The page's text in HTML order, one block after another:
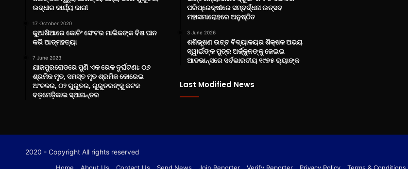
ଉଦ୍ଧାର କାର୍ଯ୍ୟ ଜାରୀ
17 October 2020
କୁଆଖିଆରେ କୋଚିଂ ସେଂଟର ମାଲିକଙ୍କ ବିଷ ପାନ
କରି ଆତ୍ମହତ୍ୟା
7 June 2023
ଯାଜପୁରରୋଡରେ ପୁଣି ଏକ ରେଳ ଦୁର୍ଘଟଣା; ୦୬
ଶ୍ରମିକ ମୃତ, ସମସ୍ତ ମୃତ ଶ୍ରମିକ କୋରେଇ
ଅଂଚଳର, ୦୨ ଗୁରୁତର, ଗୁରୁତରଙ୍କୁ କଟକ
ବଡ଼ମେଡ଼ିକାଲ ସ୍ଥାନାନ୍ତର
ପରିପ୍ରେକ୍ଷୀରେ ସମ୍ବର୍ଦ୍ଧନା ଉତ୍ସବ
ମହାସମାରୋହରେ ଅନୁଷ୍ଠିତ
3 June 2026
ଶଶିଭୂଷଣ ଉଚ୍ଚ ବିଦ୍ୟାଳୟର ଶିକ୍ଷକ ଅଭୟ
ସ୍ୱାଇଁଙ୍କ ପୁତ୍ର ଅର୍ଜ୍ଜୁନଙ୍କୁ ଜେଇଇ
ଆଡଭାନ୍ସରେ ସର୍ବଭାରତୀୟ ୧୯୭୫ ର‌୍ୟାଙ୍କ
Last Modified News
2020 - Copyright All rights reserved